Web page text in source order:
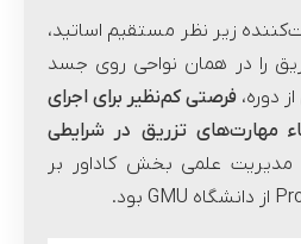
زیر نظر مستقیم اساتید،
را در همان نواحی روی جسد
دوره، فرصتی کم‌نظیر برای اجرای
مهارت‌های تزریق در شرایطی
مدیریت علمی بخش کاداور بر